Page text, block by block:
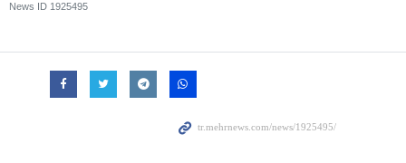
News ID 1925495